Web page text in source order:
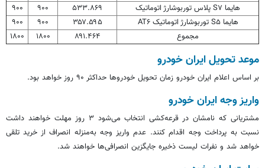
هایما S۷ پلاس توربوشارژ اتوماتیک
۵۳۳.۸۶۹ ۹۰۰
۹۰۰
هایما S۵ توربوشارژ اتوماتیک AT۶
۳۵۷.۵۹۵ ۹۰۰
۹۰۰
مجموع
۸۹۱.۴۶۴ ۱۸۰۰ ۱۸۰۰
موعد تحویل ایران خودرو
بر اساس اعلام ایران خودرو زمان تحویل خودروها حداکثر ۹۰ روز خواهد بود.‌
واریز وجه ایران خودرو
مشتریانی که نامشان در قرعه‌کشی انتخاب می‌شود ۳ روز مهلت خواهند داشت
نسبت به پرداخت وجه اقدام کنند. عدم واریز وجه به‌منزله انصراف از خرید تلقی
خواهد شد و نفرات لیست ذخیره جایگزین انصرافی‌ها خواهند شد.